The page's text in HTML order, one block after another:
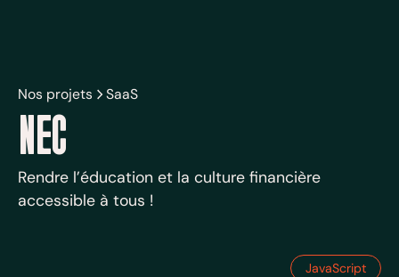
Nos projets SaaS
NEC
Rendre l’éducation et la culture financière
accessible à tous !
JavaScript